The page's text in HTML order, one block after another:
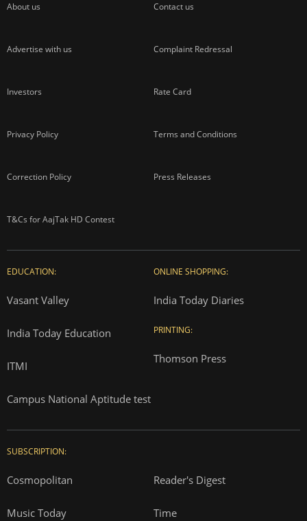
About us Contact us
Advertise with us Complaint Redressal
Investors Rate Card
Privacy Policy Terms and Conditions
Correction Policy Press Releases
T&Cs for AajTak HD Contest
EDUCATION:
Vasant Valley
India Today Education
ITMI
Campus National Aptitude test
ONLINE SHOPPING:
India Today Diaries
PRINTING:
Thomson Press
SUBSCRIPTION:
Cosmopolitan Reader's Digest
Music Today Time